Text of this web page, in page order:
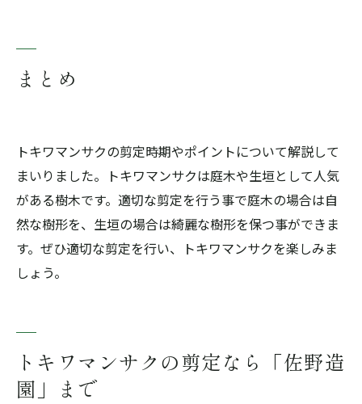
まとめ
トキワマンサクの剪定時期やポイントについて解説して
まいりました。トキワマンサクは庭木や生垣として人気
がある樹木です。適切な剪定を行う事で庭木の場合は自
然な樹形を、生垣の場合は綺麗な樹形を保つ事ができま
す。ぜひ適切な剪定を行い、トキワマンサクを楽しみま
しょう。
トキワマンサクの剪定なら「佐野造
園」まで